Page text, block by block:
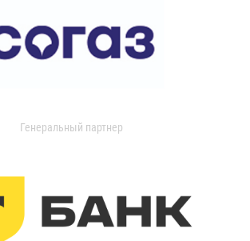
Генеральный партнер